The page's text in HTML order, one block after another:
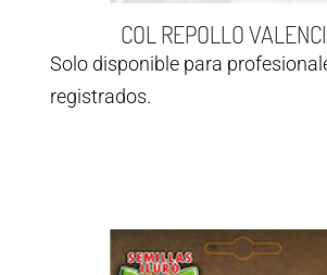
COL REPOLLO
Solo disponible para
registrados.